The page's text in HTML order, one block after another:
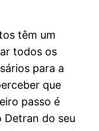
têm um
todos os
para a
que
passo é
Detran do seu